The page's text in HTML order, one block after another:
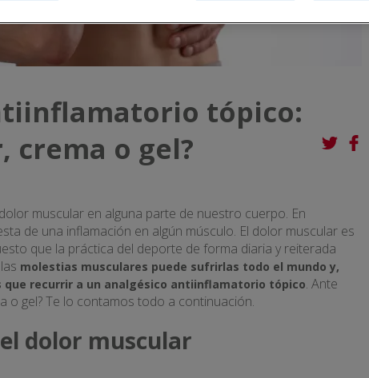
tópico:
crema o gel?
muscular en alguna parte de nuestro cuerpo. En
de una inflamación en algún músculo. El dolor muscular es
que la práctica del deporte de forma diaria y reiterada
molestias musculares puede sufrirlas todo el mundo y,
recurrir a un analgésico antiinflamatorio tópico. Ante
o gel? Te lo contamos todo a continuación.
dolor muscular